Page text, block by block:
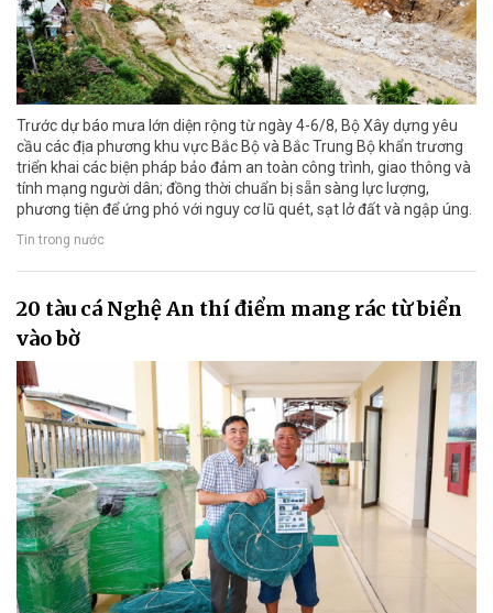
Trước dự báo mưa lớn diện rộng từ ngày 4-6/8, Bộ Xây dựng yêu
cầu các địa phương khu vực Bắc Bộ và Bắc Trung Bộ khẩn trương
triển khai các biện pháp bảo đảm an toàn công trình, giao thông và
tính mạng người dân; đồng thời chuẩn bị sẵn sàng lực lượng,
phương tiện để ứng phó với nguy cơ lũ quét, sạt lở đất và ngập úng.
Tin trong nước
20 tàu cá Nghệ An thí điểm mang rác từ biển
vào bờ